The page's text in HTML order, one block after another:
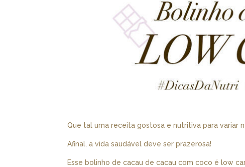
Que tal uma receita gostosa e nutritiva para variar
Afinal, a vida saudável deve ser prazerosa!
Esse bolinho de cacau de cacau com coco é low